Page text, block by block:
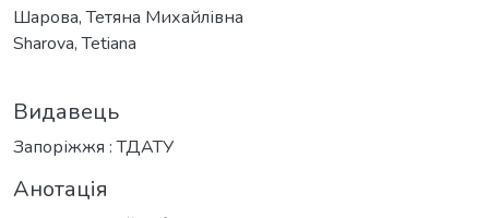
Шарова, Тетяна Михайлівна
Sharova, Tetiana
Видавець
Запоріжжя : ТДАТУ
Анотація